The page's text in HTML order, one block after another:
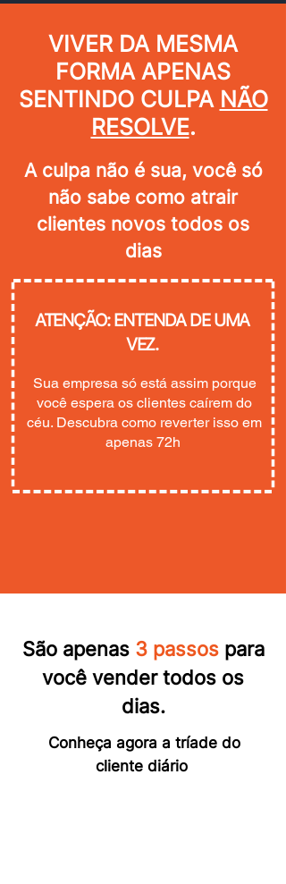
VIVER DA MESMA
FORMA APENAS
SENTINDO CULPA NÃO
RESOLVE.
A culpa não é sua, você só
não sabe como atrair
clientes novos todos os
dias
ATENÇÃO: ENTENDA DE UMA
VEZ.
Sua empresa só está assim porque
você espera os clientes caírem do
céu. Descubra como reverter isso em
apenas 72h
São apenas 3 passospara
você vender todos os
dias.
Conheça agora a tríade do
cliente diário